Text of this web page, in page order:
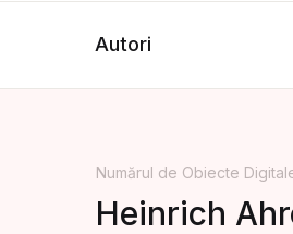
Autori
Numărul de Obiecte
Heinrich